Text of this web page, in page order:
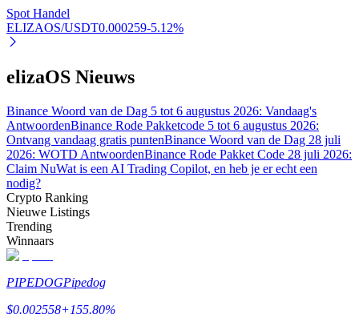
Grijp langetermijnwinst en flexibele belangen
Leer staken
Meer informatie over het verdienen van passief inkomen
Bitrue
AI
Spot Handel
ELIZAOS/USDT0.000259-5.12%
elizaOS Nieuws
Binance Woord van de Dag 5 tot 6 augustus 2026: Vandaag's
AntwoordenBinance Rode Pakketcode 5 tot 6 augustus 2026:
Ontvang vandaag gratis puntenBinance Woord van de Dag 28 juli
2026: WOTD AntwoordenBinance Rode Pakket Code 28 juli 2026:
Claim NuWat is een AI Trading Copilot, en heb je er echt een
nodig?
Crypto Ranking
Nieuwe Listings
Trending
Winnaars
PIPEDOGPipedog
$0.002558+155.80%